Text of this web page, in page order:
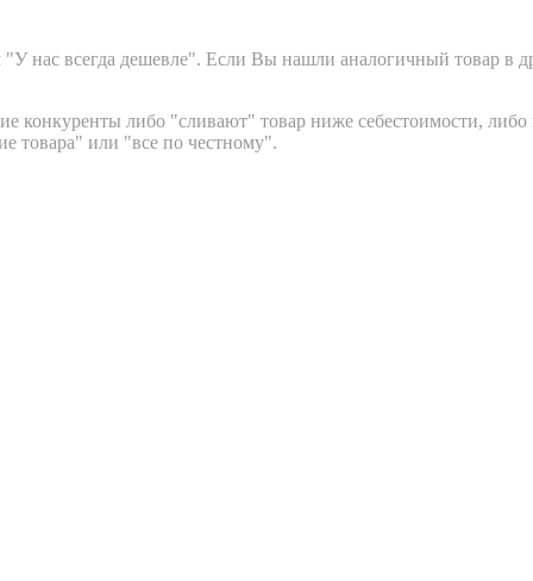
нас всегда дешевле". Если Вы нашли аналогичный товар в
конкуренты либо "сливают" товар ниже себестоимости,
товара" или "все по честному".